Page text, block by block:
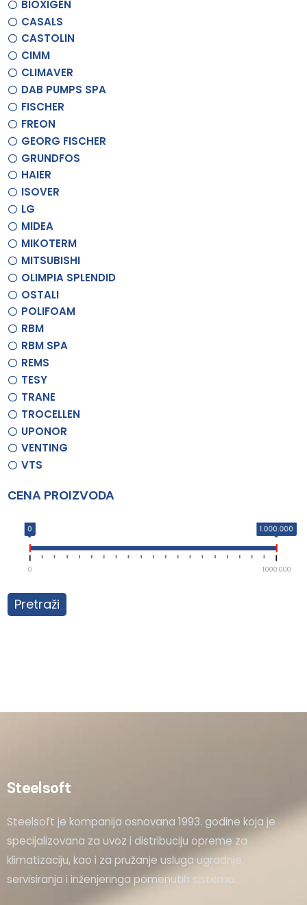
BIOXIGEN
CASALS
CASTOLIN
CIMM
CLIMAVER
DAB PUMPS SPA
FISCHER
FREON
GEORG FISCHER
GRUNDFOS
HAIER
ISOVER
LG
MIDEA
MIKOTERM
MITSUBISHI
OLIMPIA SPLENDID
OSTALI
POLIFOAM
RBM
RBM SPA
REMS
TESY
TRANE
TROCELLEN
UPONOR
VENTING
VTS
CENA PROIZVODA
0 1.000.000
0 1.000.000
Pretraži
Steelsoft
Steelsoft je kompanija osnovana 1993. godine koja je
specijalizovana za uvoz i distribuciju opreme za
klimatizaciju, kao i za pružanje usluga ugradnje,
servisiranja i inženjeringa pomenutih sistema.